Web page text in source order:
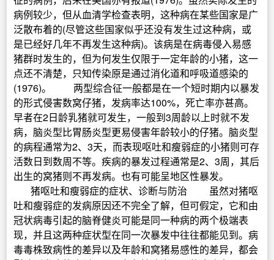
病例较少，但从血清学检查表明，这种病在某些国家是广
泛散布着的(尽管这些国家似乎还没有发生过这种病，或
是已经好几年不再发生这种病)。该病是在病毒侵入易感
猪群时发生的，但为何发生仅限于一定年龄的小猪，这一
点还不清楚，只知传染原是通过消化道和呼吸道感染的
(1976)。 两型综合征一般都是在一个短时期内以暴发
的形式侵害数窝仔猪，发病率达100%，死亡率亦甚高。
早者在2日龄乳猪就可发生，一般到3周龄以上时就不发
病，脑炎型比胃肠炎型更易侵害年龄较小的仔猪。脑炎型
的病程通常为2、3天，而表现呕吐和瘦弱症的小猪则可存
活数日到数周不等。疾病的暴发过程通常是2、3周，其后
出生的窝猪则不再发病。也有可能呈地区性暴发。
猪呕吐和瘦弱症的症状、诊断与防治 虽然对猪呕
吐和瘦弱症的发病原因还不完全了解，但可假定，它和由
冠状病毒引起的脑脊健炎可能是同一种病的两个极端表
现，并且这两种症状型在同一次暴发中往往都能见到。病
毒毒株致病性的差异以及年龄和窝猪易感性的差异，都会